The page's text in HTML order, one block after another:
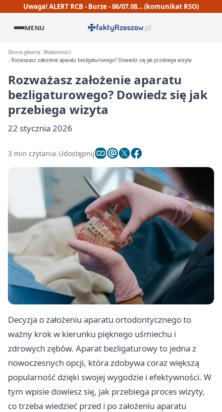
Uwaga! ALERT RCB - Burze - 06/07.08… (komunikat RSO)
MENU
Strona główna Wiadomości
Rozważasz założenie aparatu bezligaturowego? Dowiedz się jak przebiega wizyta
Rozważasz założenie aparatu
bezligaturowego? Dowiedz się jak
przebiega wizyta
22 stycznia 2026
3 min czytania Udostępnij
Decyzja o założeniu aparatu ortodontycznego to
ważny krok w kierunku pięknego uśmiechu i
zdrowych zębów. Aparat bezligaturowy to jedna z
nowoczesnych opcji, która zdobywa coraz większą
popularność dzięki swojej wygodzie i efektywności. W
tym wpisie dowiesz się, jak przebiega proces wizyty,
co trzeba wiedzieć przed i po założeniu aparatu